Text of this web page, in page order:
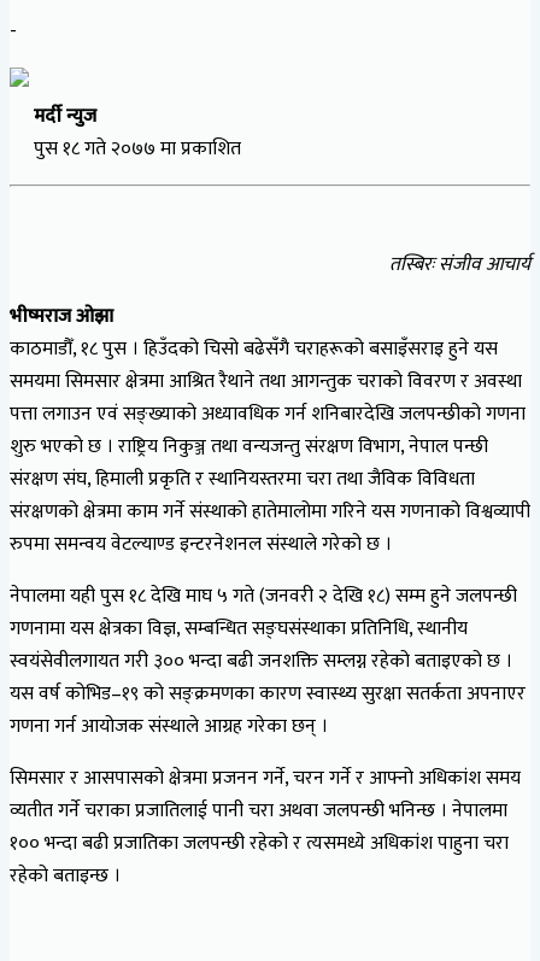
-
मर्दी न्युज
पुस १८ गते २०७७ मा प्रकाशित
तस्बिरः संजीव आचार्य
भीष्मराज ओझा
काठमाडौँ, १८ पुस । हिउँदको चिसो बढेसँगै चराहरूको बसाइँसराइ हुने यस
समयमा सिमसार क्षेत्रमा आश्रित रैथाने तथा आगन्तुक चराको विवरण र अवस्था
पत्ता लगाउन एवं सङ्ख्याको अध्यावधिक गर्न शनिबारदेखि जलपन्छीको गणना
शुरु भएको छ । राष्ट्रिय निकुञ्ज तथा वन्यजन्तु संरक्षण विभाग, नेपाल पन्छी
संरक्षण संघ, हिमाली प्रकृति र स्थानियस्तरमा चरा तथा जैविक विविधता
संरक्षणको क्षेत्रमा काम गर्ने संस्थाको हातेमालोमा गरिने यस गणनाको विश्वव्यापी
रुपमा समन्वय वेटल्याण्ड इन्टरनेशनल संस्थाले गरेको छ ।
नेपालमा यही पुस १८ देखि माघ ५ गते (जनवरी २ देखि १८) सम्म हुने जलपन्छी
गणनामा यस क्षेत्रका विज्ञ, सम्बन्धित सङ्घसंस्थाका प्रतिनिधि, स्थानीय
स्वयंसेवीलगायत गरी ३०० भन्दा बढी जनशक्ति सम्लग्न रहेको बताइएको छ ।
यस वर्ष कोभिड–१९ को सङ्क्रमणका कारण स्वास्थ्य सुरक्षा सतर्कता अपनाएर
गणना गर्न आयोजक संस्थाले आग्रह गरेका छन् ।
सिमसार र आसपासको क्षेत्रमा प्रजनन गर्ने, चरन गर्ने र आफ्नो अधिकांश समय
व्यतीत गर्ने चराका प्रजातिलाई पानी चरा अथवा जलपन्छी भनिन्छ । नेपालमा
१०० भन्दा बढी प्रजातिका जलपन्छी रहेको र त्यसमध्ये अधिकांश पाहुना चरा
रहेको बताइन्छ ।